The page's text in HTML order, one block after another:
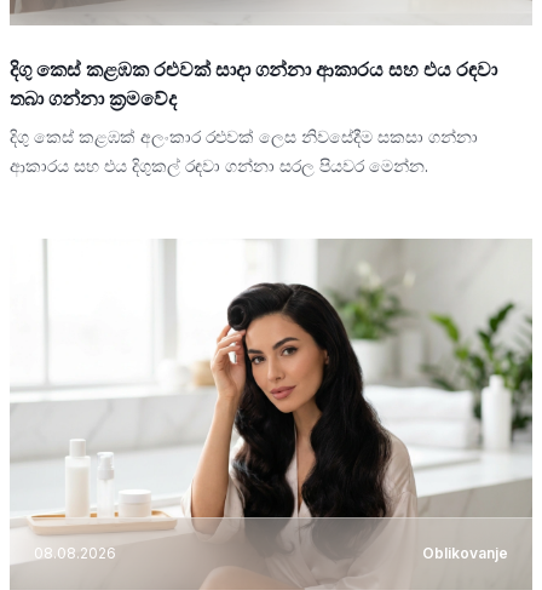
දිගු කෙස් කළඹක රළුවක් සාදා ගන්නා ආකාරය සහ එය රඳවා
තබා ගන්නා ක්‍රමවේද
දිගු කෙස් කළඹක් අලංකාර රළුවක් ලෙස නිවසේදීම සකසා ගන්නා
ආකාරය සහ එය දිගුකල් රඳවා ගන්නා සරල පියවර මෙන්න.
08.08.2026 Oblikovanje